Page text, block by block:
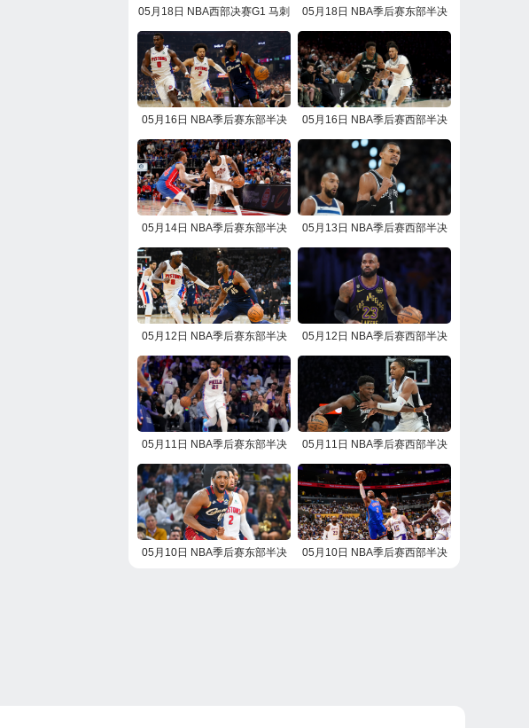
05月18日 NBA西部决赛G1 马刺
05月18日 NBA季后赛东部半决
05月16日 NBA季后赛东部半决
05月16日 NBA季后赛西部半决
放
05月14日 NBA季后赛东部半决
05月13日 NBA季后赛西部半决
放
05月12日 NBA季后赛东部半决
05月12日 NBA季后赛西部半决
05月11日 NBA季后赛东部半决
放
05月11日 NBA季后赛西部半决
放
05月10日 NBA季后赛东部半决
05月10日 NBA季后赛西部半决